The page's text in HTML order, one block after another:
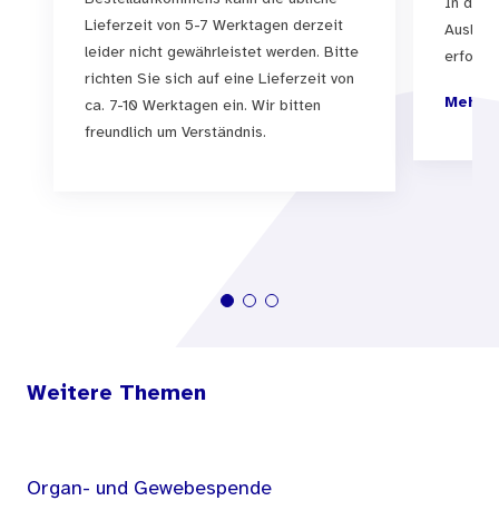
Lieferzeit von 5-7 Werktagen derzeit
leider nicht gewährleistet werden. Bitte
richten Sie sich auf eine Lieferzeit von
ca. 7-10 Werktagen ein. Wir bitten
freundlich um Verständnis.
In der
Mehr
Weitere Themen
Organ- und Gewebespende